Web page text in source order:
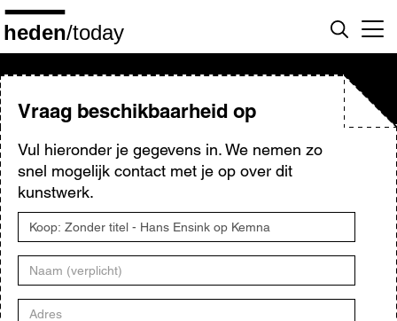
Overslaan
en
naar
inhoud
gaanVraag beschikbaarheid op
Vul hieronder je gegevens in. We nemen zo
snel mogelijk contact met je op over dit
kunstwerk.
Titel
kunstwerk
Naam
Adres